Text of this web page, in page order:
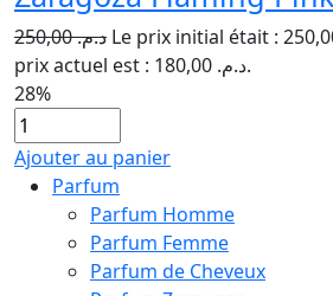
د.م.250,00
prix actuel est : د.م. 180,00.
28%
Ajouter au panier
Parfum
Parfum Homme
Parfum Femme
Parfum de Cheveux